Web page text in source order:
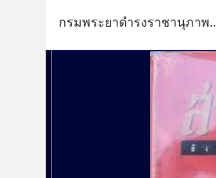
กรมพระยาดำรงราชานุภาพ